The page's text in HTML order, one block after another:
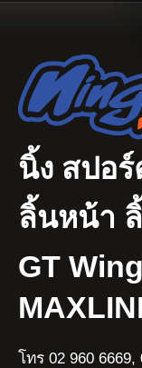
นิ้ง สปอ
ลิ้นหน้า
GT
โทร 02 960 6669,